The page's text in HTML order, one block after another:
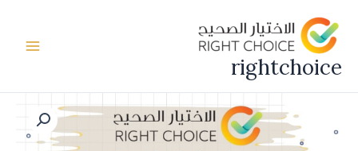
المحتوى
rightchoice